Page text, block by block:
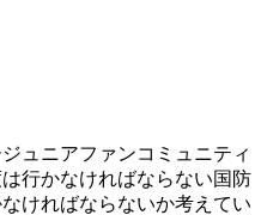
ュニアファンコミュニティ
行かなければならない国防
ければならないか考えてい